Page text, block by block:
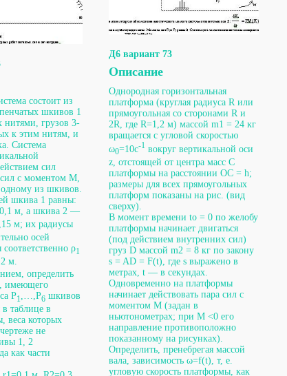
состоит из
шкивов 1
нитями, грузов 3-
к этим нитям, и
Система
сил
с моментом М,
из шкивов.
шкива 1 равны:
м, а шкива 2 —
м; их радиусы
осей
ρ1
м.
определить
имеющего
Р1,…,Р6шкивов
таблице в
веса которых
не
1, 2
как части
Д6 вариант 73
Описание
Однородная горизонтальная
платформа (круглая радиуса R или
прямоугольная со сторонами R и
2R, где R=1,2 м) массой m1 = 24 кг
вращается с угловой скоростью
ω0=10с-1 вокруг вертикальной оси
z, отстоящей от центра масс С
платформы на расстоянии ОС = h;
размеры для всех прямоугольных
платформ показаны на рис. (вид
сверху).
В момент времени to = 0 по желобу
платформы начинает двигаться
(под действием внутренних сил)
груз D массой m2 = 8 кг по закону
s = AD = F(t), где s выражено в
метрах, t — в секундах.
Одновременно на платформы
начинает действовать пара сил с
моментом М (задан в
ньютонометрах; при М <0 его
направление противоположно
показанному на рисунках).
Определить, пренебрегая массой
вала, зависимость ω=f(t), т, е.
угловую скорость платформы, как